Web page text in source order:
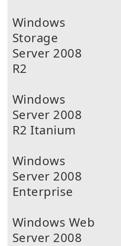
Windows
Storage
Server 2008
R2
Windows
Server 2008
R2 Itanium
Windows
Server 2008
Enterprise
Windows Web
Server 2008